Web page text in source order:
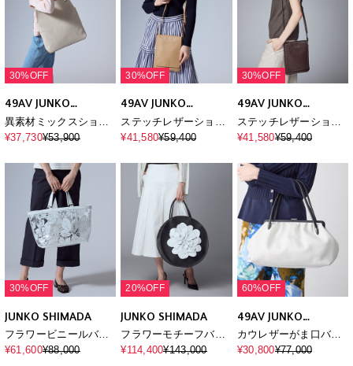
30%OFF
49AV JUNKO
SHIMADA
異素材ミックスショル
ダーバッグ
¥37,730¥53,900
30%OFF
49AV JUNKO
SHIMADA
ステッチレザーショル
ダー
¥41,580¥59,400
30%OFF
49AV JUNKO
SHIMADA
ステッチレザーショル
ダー
¥41,580¥59,400
30%OFF
JUNKO SHIMADA
フラワービニールバッ
グ
¥61,600¥88,000
20%OFF
JUNKO SHIMADA
フラワーモチーフバッ
グ
¥114,400¥143,000
60%OFF
49AV JUNKO
SHIMADA
カウレザーがま口バッ
グ
¥30,800¥77,000